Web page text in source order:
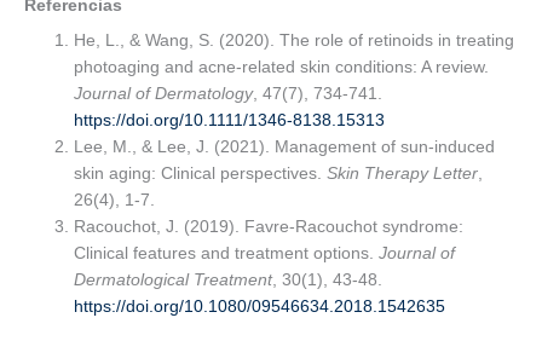
Referencias
He, L., & Wang, S. (2020). The role of retinoids in treating
photoaging and acne-related skin conditions: A review.
Journal of Dermatology, 47(7), 734-741.
https://doi.org/10.1111/1346-8138.15313
Lee, M., & Lee, J. (2021). Management of sun-induced
skin aging: Clinical perspectives.Skin Therapy Letter
26(4), 1-7.
Racouchot, J. (2019). Favre-Racouchot syndrome:
Clinical features and treatment options.Journal of
Dermatological Treatment, 30(1), 43-48.
https://doi.org/10.1080/09546634.2018.1542635